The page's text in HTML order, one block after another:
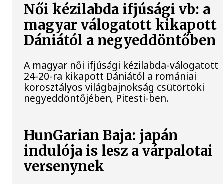
Női kézilabda ifjúsági vb: a
magyar válogatott kikapott
Dániától a negyeddöntőben
A magyar női ifjúsági kézilabda-válogatott
24-20-ra kikapott Dániától a romániai
korosztályos világbajnokság csütörtöki
negyeddöntőjében, Pitesti-ben.
HunGarian Baja: japán
indulója is lesz a várpalotai
versenynek